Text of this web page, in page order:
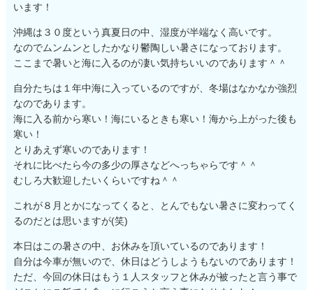
います！
沖縄は３０度という真夏日の中、湿度が半端なく高いです。
なのでムンムンとしたかなり鬱陶しい暑さになっております。
ここまで暑いと海に入るのが凄い気持ちいいのであります＾＾
自分たちは１年中海に入っているのですが、冬場はなかなか強烈
なのであります。
海に入る前から寒い！海にいるときも寒い！海から上がった後も
寒い！
とりあえず寒いのであります！
それに比べたら今の多少の厚さなどへっちゃらです＾＾
むしろ大歓迎したいくらいですね＾＾
これが８月とかになってくると、とんでもない暑さに変わってく
るのだとは思いますが(笑)
本日はこの暑さの中、お休みを頂いているのであります！
自分は今車が無いので、休日はどうしようもないのであります！
ただ、今回の休日はもう１人スタッフと休みが被ったと言う事で